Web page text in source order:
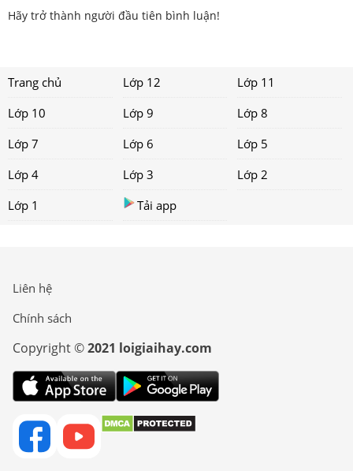
Hãy trở thành người đầu tiên bình luận!
Trang chủ Lớp 12
Lớp 11
Lớp 10
Lớp 9
Lớp 8
Lớp 7
Lớp 6
Lớp 5
Lớp 4
Lớp 3
Lớp 2
Lớp 1
Tải app
Liên hệ
Chính sách
Copyright ©2021 loigiaihay.com